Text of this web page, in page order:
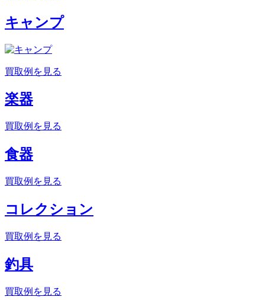
キャンプ
買取例を見る
楽器
買取例を見る
食器
買取例を見る
コレクション
買取例を見る
釣具
買取例を見る